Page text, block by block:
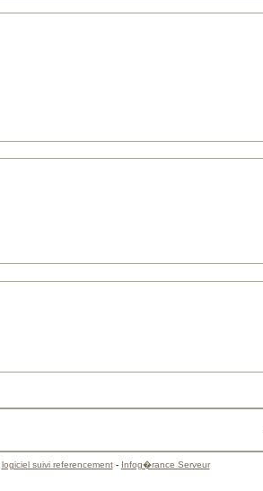
logiciel suivi referencement- Infog�rance Serveur